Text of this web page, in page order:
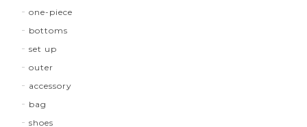
one-piece
bottoms
set up
outer
accessory
bag
shoes